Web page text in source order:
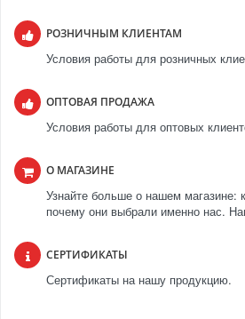
РОЗНИЧНЫМ КЛИЕНТАМ
Условия работы для розничных
ОПТОВАЯ ПРОДАЖА
Условия работы для оптовых
О МАГАЗИНЕ
Узнайте больше о нашем магазине:
почему они выбрали именно нас.
СЕРТИФИКАТЫ
Сертификаты на нашу продукцию.